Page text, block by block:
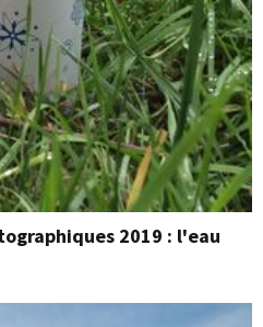
2019 : l'eau